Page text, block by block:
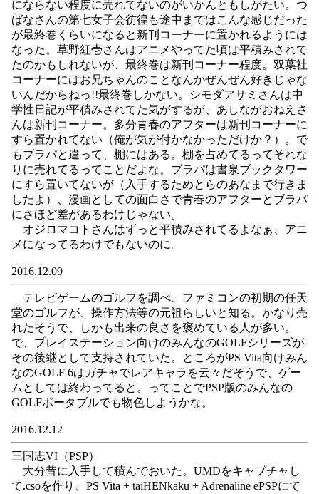
にならない程度に売れてないのがいかんともしがたい。つ
ばなさんの第七女子会彷徨も途中まではこんな感じだった
が最終巻くらいになると新刊コーナーに置かれるようには
なった。草野紅壱さんはアニメやってた頃は平積みされて
たのかもしれないが、最終巻は新刊コーナー程度。双葉社
コーナーにはお兄ちゃんのことなんかぜんぜん好きじゃな
いんだからねっ!!最終巻しかない。シモダアサミさんは中
学性日記が平積みされてた気がするが、あしながおねえさ
んは新刊コーナー。多分青春のアフターは新刊コーナーに
すら置かれてない（俺が気が付かなかっただけか？）。で
もブラパと違って、棚にはある。棚を占めてるってそれな
りに売れてるってことだよな。ブラパは書泉ブックタワー
にすら置いてないが（入手するためとらのあなまで行きま
したよ）、漫画としての面白さで青春のアフターとブラパ
にさほど差があるわけじゃない。
オジロマコトさんはずっと平積みされてるよなぁ、アニ
メになってるわけでもないのに。
2016.12.09
テレビゲームのゴルフを調べ、ファミコンの初期の任天
堂のゴルフが、操作方法等の元祖らしいと知る。かなり売
れたそうで、しかも出来の良さを褒めている人が多い。
で、プレイステーション向けのみんなのGOLFシリーズが
その後継として支持されていた。ところがPS Vita向けみん
なのGOLF 6はガチャでレアキャラを云々だそうで、ゲー
ムとしては終わってると。ってことでPSP版のみんなの
GOLFポータブルでも物色しようかな。
2016.12.12
三国志VI（PSP）
大分昔に入手して積んでおいた。UMDをキャプチャし
て.csoを作り、PS Vita + taiHENkaku + Adrenaline ePSPにて